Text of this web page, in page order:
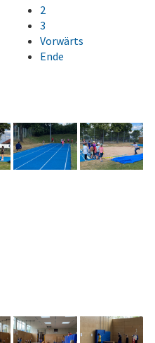
2
3
Vorwärts
Ende